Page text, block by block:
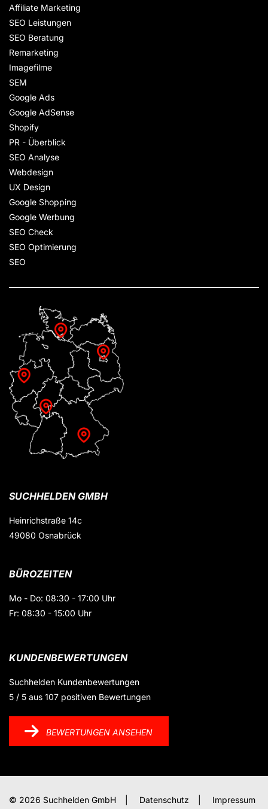
Affiliate Marketing
SEO Leistungen
SEO Beratung
Remarketing
Imagefilme
SEM
Google Ads
Google AdSense
Shopify
PR - Überblick
SEO Analyse
Webdesign
UX Design
Google Shopping
Google Werbung
SEO Check
SEO Optimierung
SEO
SUCHHELDEN GMBH
Heinrichstraße 14c
49080 Osnabrück
BÜROZEITEN
Mo - Do: 08:30 - 17:00 Uhr
Fr: 08:30 - 15:00 Uhr
KUNDENBEWERTUNGEN
Suchhelden Kundenbewertungen
5 / 5 aus 107 positiven Bewertungen
BEWERTUNGEN ANSEHEN
© 2026 Suchhelden GmbH Datenschutz Impressum